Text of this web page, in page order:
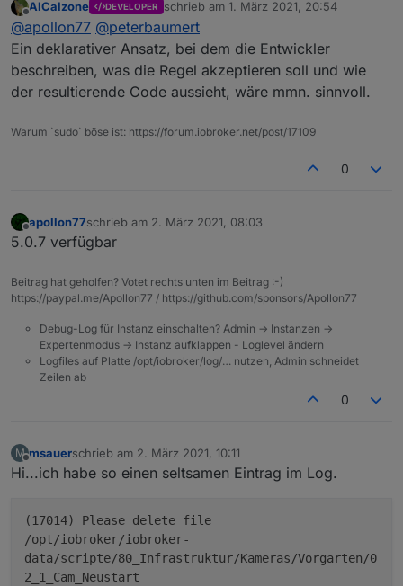
JavaScript in React gebaut werden. am besten Issue
anlegen mit "was muss wie gesendet werden" und
"was sollte wie konfiguriert werden"
Offline
AlCalzone DEVELOPER schrieb am 1. März 2021, 20:54
zuletzt editiert von
@apollon77 @peterbaumert
Ein deklarativer Ansatz, bei dem die Entwickler
beschreiben, was die Regel akzeptieren soll und wie
der resultierende Code aussieht, wäre mmn. sinnvoll.
Warum `sudo` böse ist: https://forum.iobroker.net/post/17109
0
Offline
apollon77schrieb am 2. März 2021, 08:03
zuletzt editiert von
5.0.7 verfügbar
Beitrag hat geholfen? Votet rechts unten im Beitrag :-)
https://paypal.me/Apollon77 / https://github.com/sponsors/Apollon77
Debug-Log für Instanz einschalten? Admin -> Instanzen ->
Expertenmodus -> Instanz aufklappen - Loglevel ändern
Logfiles auf Platte /opt/iobroker/log/… nutzen, Admin schneidet
Zeilen ab
0
M
Offline
msauerschrieb am 2. März 2021, 10:11
zuletzt editiert von
Hi...ich habe so einen seltsamen Eintrag im Log.
(17014) Please delete file
/opt/iobroker/iobroker-
data/scripte/80_Infrastruktur/Kameras/Vorgarten/0
2_1_Cam_Neustart